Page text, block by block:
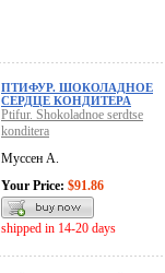
ПТИФУР. ШОКОЛАДНОЕ
СЕРДЦЕ КОНДИТЕРА
Ptifur. Shokoladnoe serdtse
konditera
Муссен А.
Your Price: $91.86
shipped in 14-20 days